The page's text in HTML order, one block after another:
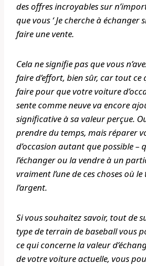
des offres incroyables sur
que vous ‘ Je cherche à échanger
faire une vente.
Cela ne signifie pas que vous
faire d’effort, bien sûr, car tout ce
faire pour que votre voiture
sente comme neuve va encore
significative à sa valeur perçue.
prendre du temps, mais réparer
d’occasion autant que possible –
l’échanger ou la vendre à un
vraiment l’une de ces choses où le
l’argent.
Si vous souhaitez savoir, tout de
type de terrain de baseball vous
ce qui concerne la valeur
de votre voiture actuelle, vous